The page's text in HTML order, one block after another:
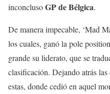
inconclusoGP de Bélgica.
De manera impecable, ‘Mad
los cuales, ganó la pole
grande su liderato, que se
clasificación. Dejando atrás las
estas, donde cedió en aquel